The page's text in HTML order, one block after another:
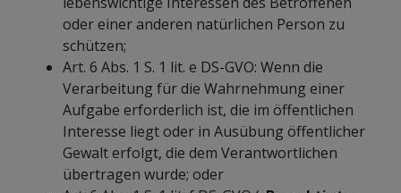
oder einer anderen natürlichen Person zu
schützen;
Art. 6 Abs. 1 S. 1 lit. e DS-GVO: Wenn die
Verarbeitung für die Wahrnehmung einer
Aufgabe erforderlich ist, die im öffentlichen
Interesse liegt oder in Ausübung öffentlicher
Gewalt erfolgt, die dem Verantwortlichen
übertragen wurde; oder